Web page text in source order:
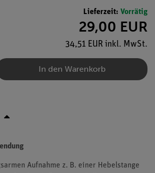
Lieferzeit: Vorrätig
29,00 EUR
34,51 EUR inkl. MwSt.
In den Warenkorb
Aufnahme z. B. einer Hebelstange